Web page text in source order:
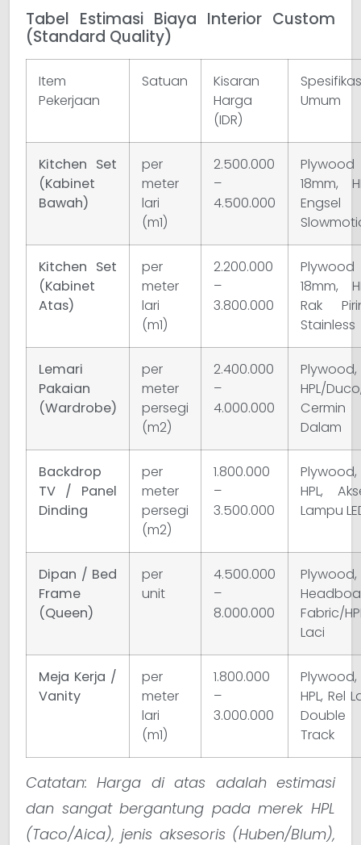
Tabel Estimasi Biaya Interior Custom
(Standard Quality)
Item
Pekerjaan
Satuan
Kisaran
Harga
(IDR)
Umum
Kitchen Set
(Kabinet
Bawah)
per
meter
lari
(m1)
2.500.000
–
4.500.000
Plywood
18mm,
Engsel
Kitchen Set
(Kabinet
Atas)
per
meter
lari
(m1)
2.200.000
–
3.800.000
Plywood
18mm,
Rak
Stainless
Lemari
Pakaian
(Wardrobe)
per
meter
persegi
(m2)
2.400.000
–
4.000.000
Plywood,
HPL/
Cermin
Dalam
Backdrop
TV / Panel
Dinding
per
meter
persegi
(m2)
1.800.000
–
3.500.000
Plywood,
HPL,
Lampu
Dipan / Bed
Frame
(Queen)
per
unit
4.500.000
–
8.000.000
Plywood,
Fabric/
Laci
Meja Kerja /
Vanity
per
meter
lari
(m1)
1.800.000
–
3.000.000
Plywood,
HPL, Rel
Double
Track
Catatan: Harga di atas adalah estimasi
dan sangat bergantung pada merek HPL
(Taco/Aica), jenis aksesoris (Huben/Blum),